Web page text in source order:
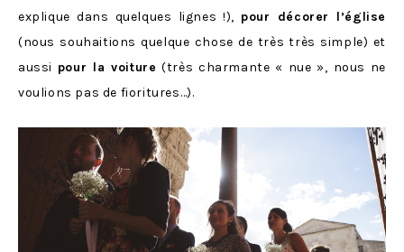
explique dans quelques lignes !), pour décorer l’église
(nous souhaitions quelque chose de très très simple) et
aussi pour la voiture (très charmante « nue », nous ne
voulions pas de fioritures…).